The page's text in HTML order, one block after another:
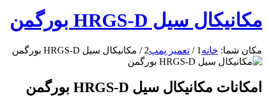
مکانیکال سیل HRGS-D بورگمن
مکان شما: خانه 1
/ تعمیر پمپ2
/ مکانیکال سیل HRGS-D بورگمن
امکانات مکانیکال سیل HRGS-D بورگمن